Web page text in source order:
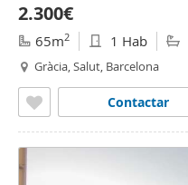
2.300€
65m2 1 Hab
Gràcia, Salut, Barcelona
Contactar